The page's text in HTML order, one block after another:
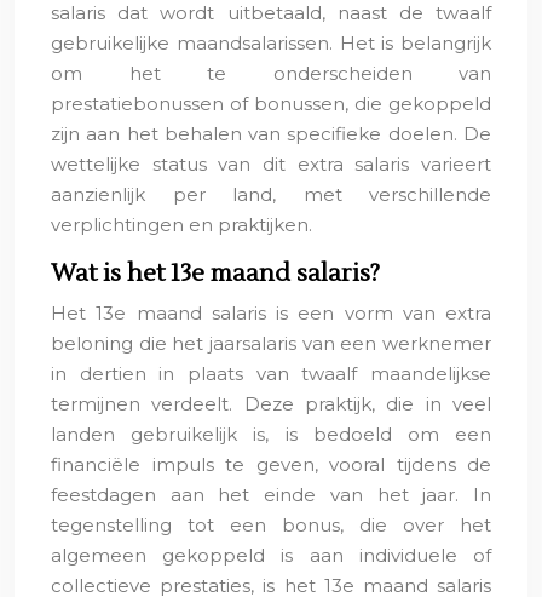
salaris dat wordt uitbetaald, naast de twaalf
gebruikelijke maandsalarissen. Het is belangrijk
om het te onderscheiden van
prestatiebonussen of bonussen, die gekoppeld
zijn aan het behalen van specifieke doelen. De
wettelijke status van dit extra salaris varieert
aanzienlijk per land, met verschillende
verplichtingen en praktijken.
Wat is het 13e maand salaris?
Het 13e maand salaris is een vorm van extra
beloning die het jaarsalaris van een werknemer
in dertien in plaats van twaalf maandelijkse
termijnen verdeelt. Deze praktijk, die in veel
landen gebruikelijk is, is bedoeld om een
financiële impuls te geven, vooral tijdens de
feestdagen aan het einde van het jaar. In
tegenstelling tot een bonus, die over het
algemeen gekoppeld is aan individuele of
collectieve prestaties, is het 13e maand salaris